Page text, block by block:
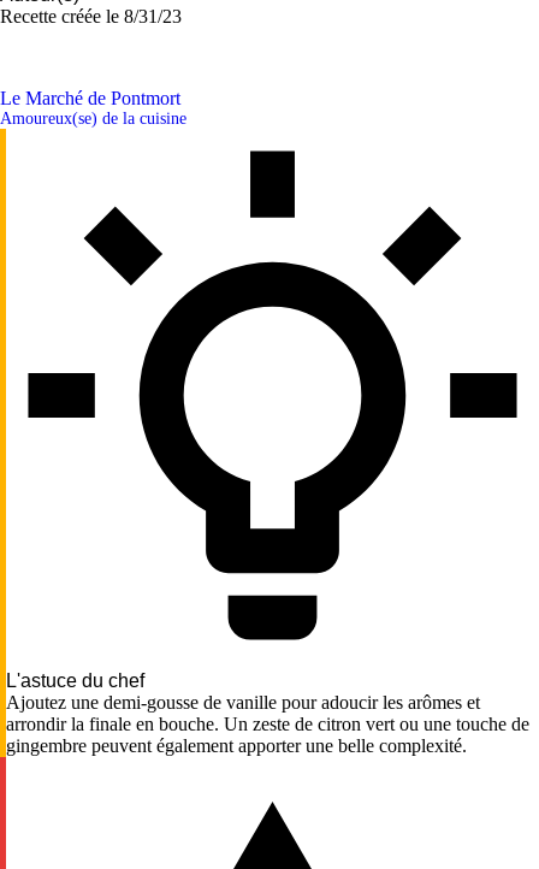
Recette créée le 8/31/23
Le Marché de Pontmort
Amoureux(se) de la cuisine
L'astuce du chef
Ajoutez une demi-gousse de vanille pour adoucir les arômes et
arrondir la finale en bouche. Un zeste de citron vert ou une touche de
gingembre peuvent également apporter une belle complexité.